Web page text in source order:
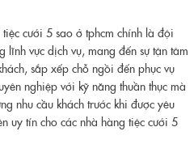
cưới 5 sao ở tphcm chính là đội
lĩnh vực dịch vụ, mang đến sự tận tâm
sắp xếp chỗ ngồi đến phục vụ
nghiệp với kỹ năng thuần thục mà
nhu cầu khách trước khi được yêu
uy tín cho các nhà hàng tiệc cưới 5